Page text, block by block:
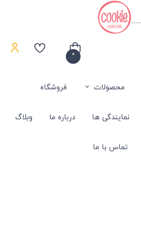
0
محصولات فروشگاه
نمایندگی ها درباره ما وبلاگ
تماس با ما